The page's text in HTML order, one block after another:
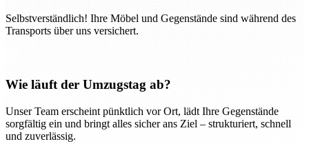
Selbstverständlich! Ihre Möbel und Gegenstände sind während des
Transports über uns versichert.
Wie läuft der Umzugstag ab?
Unser Team erscheint pünktlich vor Ort, lädt Ihre Gegenstände
sorgfältig ein und bringt alles sicher ans Ziel – strukturiert, schnell
und zuverlässig.